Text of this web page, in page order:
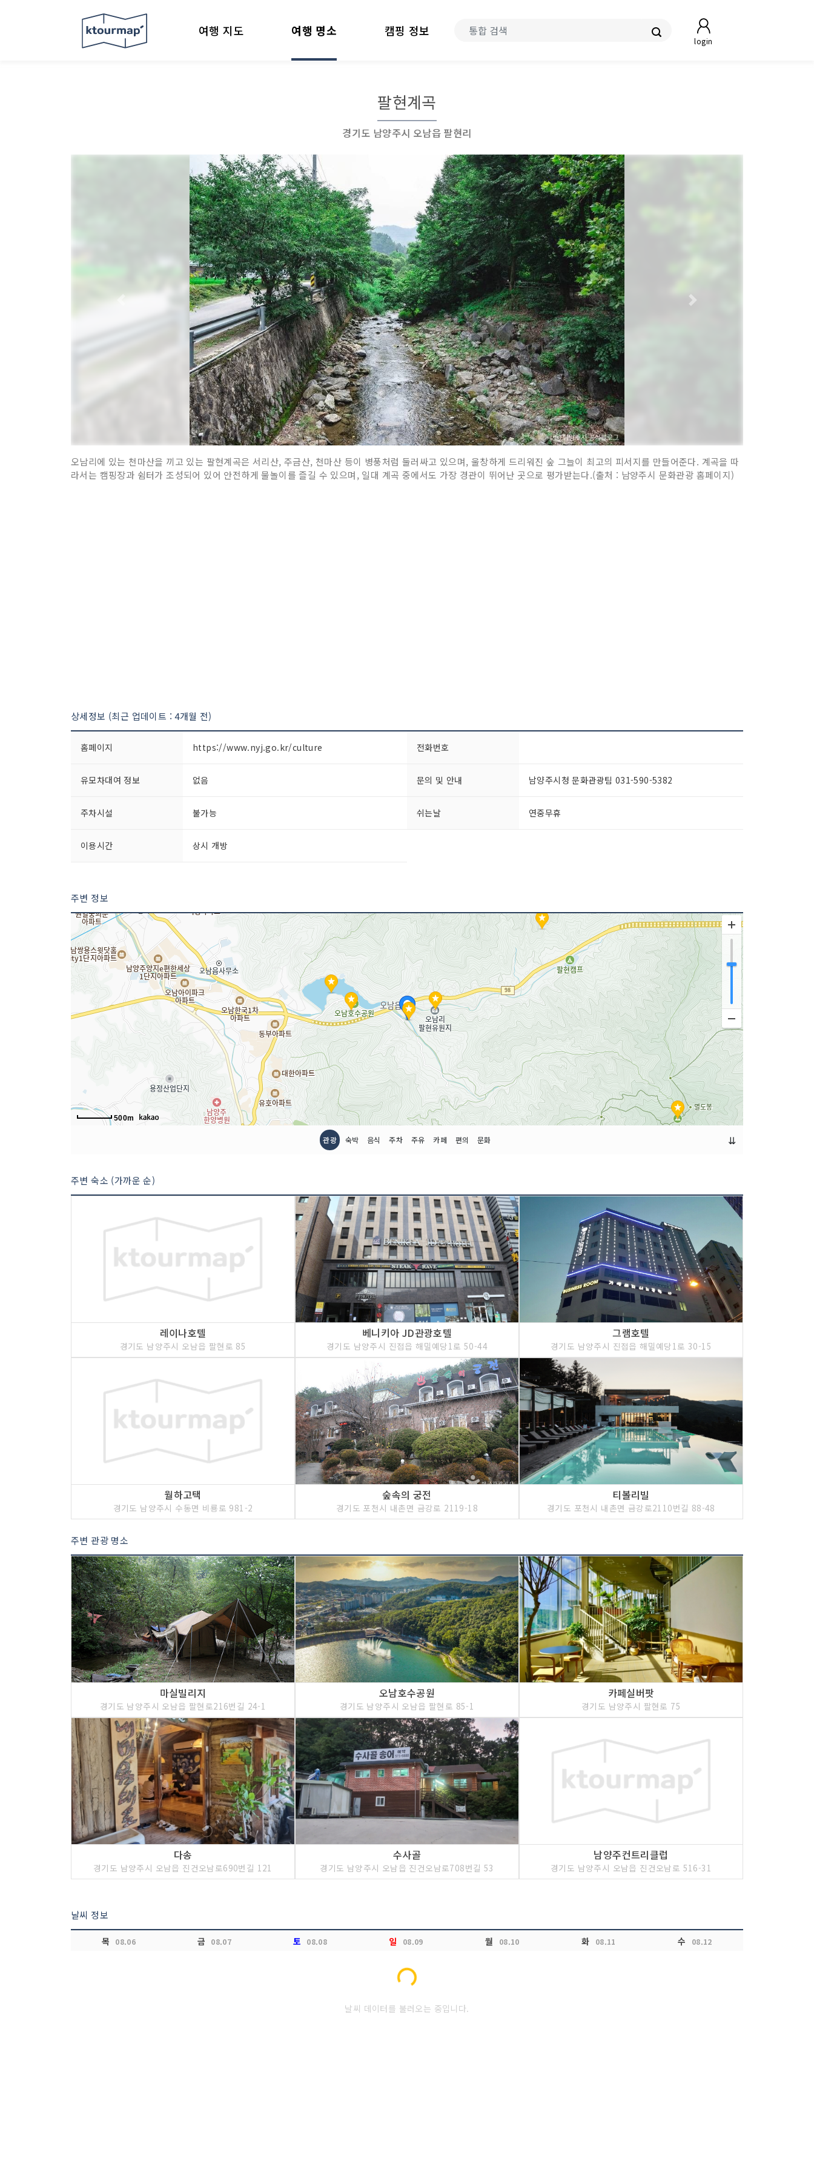
login
여행 지도 여행 명소 캠핑 정보
팔현계곡
경기도 남양주시 오남읍 팔현리
오남리에 있는 천마산을 끼고 있는 팔현계곡은 서리산, 주금산, 천마산 등이 병풍처럼 둘러싸고 있으며, 울창하게 드리워진 숲 그늘이 최고의 피서지를 만들어준다. 계곡을 따
라서는 캠핑장과 쉼터가 조성되어 있어 안전하게 물놀이를 즐길 수 있으며, 일대 계곡 중에서도 가장 경관이 뛰어난 곳으로 평가받는다.(출처 : 남양주시 문화관광 홈페이지)
상세정보 (최근 업데이트 : 4개월 전)
홈페이지 https://www.nyj.go.kr/culture 전화번호
유모차대여 정보 없음 문의 및 안내 남양주시청 문화관광팀 031-590-5382
주차시설 불가능 쉬는날 연중무휴
이용시간 상시 개방
주변 정보
500m
관광 숙박 음식 주차 주유 카페 편의 문화 ⇊
주변 숙소 (가까운 순)
레이나호텔
경기도 남양주시 오남읍 팔현로 85
베니키아 JD관광호텔
경기도 남양주시 진접읍 해밀예당1로 50-44
그램호텔
경기도 남양주시 진접읍 해밀예당1로 30-15
월하고택
경기도 남양주시 수동면 비룡로 981-2
숲속의 궁전
경기도 포천시 내촌면 금강로 2119-18
티볼리빌
경기도 포천시 내촌면 금강로2110번길 88-48
주변 관광 명소
마실빌리지
경기도 남양주시 오남읍 팔현로216번길 24-1
오남호수공원
경기도 남양주시 오남읍 팔현로 85-1
카페실버팟
경기도 남양주시 팔현로 75
다송
경기도 남양주시 오남읍 진건오남로690번길 121
수사골
경기도 남양주시 오남읍 진건오남로708번길 53
남양주컨트리클럽
경기도 남양주시 오남읍 진건오남로 516-31
날씨 정보
목 08.06 금 08.07 토 08.08 일 08.09 월 08.10 화 08.11 수 08.12
Loading...
날씨 데이터를 불러오는 중입니다.